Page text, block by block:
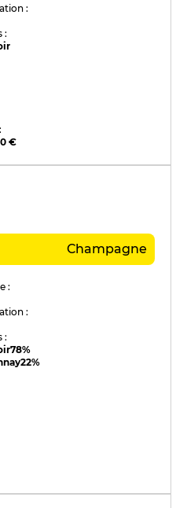
:
:
€
Champagne
:
:
:
78%
22%